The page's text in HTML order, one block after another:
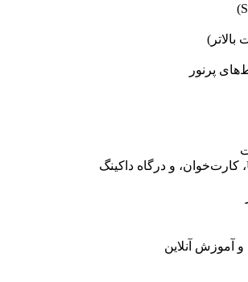
آموزش آنلاین